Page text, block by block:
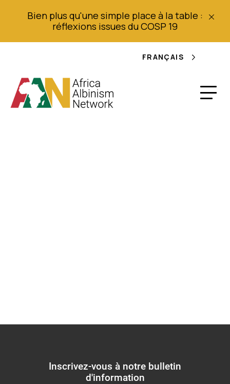
Bien plus qu'une simple place à la table :
réflexions issues du COSP 19
FRANÇAIS
Inscrivez-vous à notre bulletin
d'information